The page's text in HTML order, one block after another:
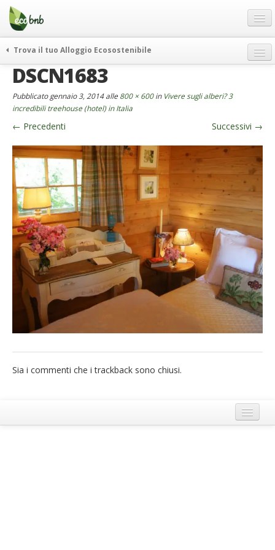
Menu
Salta
contenuto
Offerte Speciali
Regali
FAQ
Chi Siamo
Partner
Contatti
Italiano
German
English
Spanish
French
Italiano
Trova il tuo Alloggio Ecosostenibile
weekend green
curiosità
vivere e viaggiare verde
news ed eventi
ecohotel
rassegna stampa
DSCN1683
Pubblicatogennaio 3, 2014alle 800 × 600in Vivere sugli alberi? 3
incredibili treehouse (hotel) in Italia
← Precedenti Successivi →
Sia i commenti che i trackback sono chiusi.